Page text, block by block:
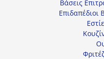
Βάσεις
Επιδαπέδιοι